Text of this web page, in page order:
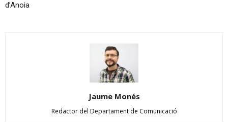
d’Anoia
Jaume Monés
Redactor del Departament de Comunicació